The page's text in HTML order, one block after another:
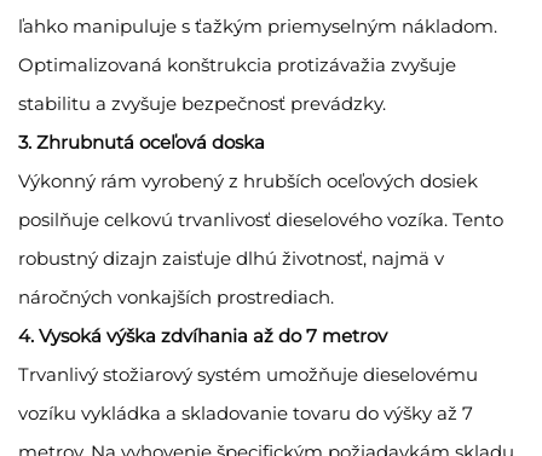
ľahko manipuluje s ťažkým priemyselným nákladom.
Optimalizovaná konštrukcia protizávažia zvyšuje
stabilitu a zvyšuje bezpečnosť prevádzky.
3. Zhrubnutá oceľová doska
Výkonný rám vyrobený z hrubších oceľových dosiek
posilňuje celkovú trvanlivosť dieselového vozíka. Tento
robustný dizajn zaisťuje dlhú životnosť, najmä v
náročných vonkajších prostrediach.
4. Vysoká výška zdvíhania až do 7 metrov
Trvanlivý stožiarový systém umožňuje dieselovému
vozíku vykládka a skladovanie tovaru do výšky až 7
metrov. Na vyhovenie špecifickým požiadavkám skladu